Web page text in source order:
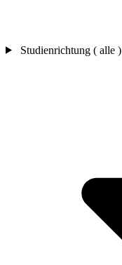
Studienrichtung ( alle )